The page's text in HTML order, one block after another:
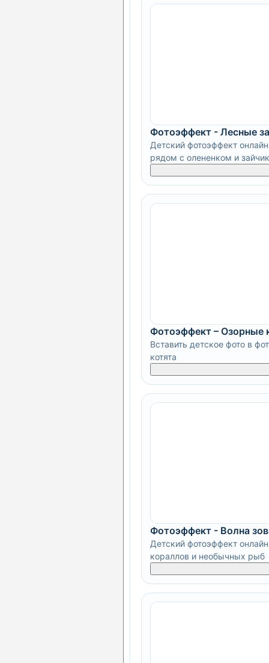
Фотоэффект - Лесные
Детский фотоэффект
рядом с олененком и
Фотоэффект – Озорные
Вставить детское фото в
котята
Фотоэффект - Волна
Детский фотоэффект
кораллов и необычных рыб